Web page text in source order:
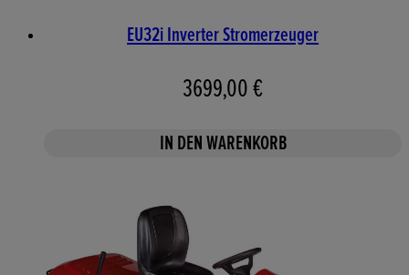
EU32i Inverter Stromerzeuger
3699,00 €
IN DEN WARENKORB